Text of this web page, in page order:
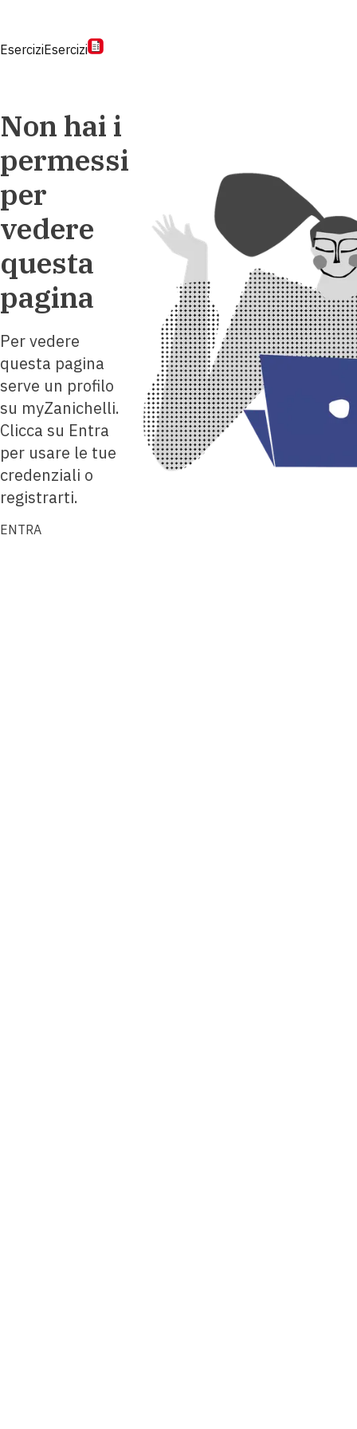
EserciziEsercizi
Non hai i
permessi
per
vedere
questa
pagina
Per vedere
questa pagina
serve un profilo
su myZanichelli.
Clicca su Entra
per usare le tue
credenziali o
registrarti.
ENTRA